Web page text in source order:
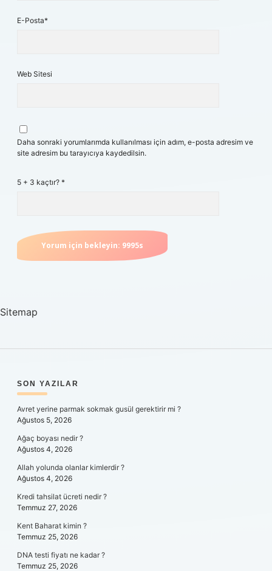
E-Posta*
Web Sitesi
Daha sonraki yorumlarımda kullanılması için adım, e-posta adresim ve
site adresim bu tarayıcıya kaydedilsin.
5 + 3 kaçtır? *
Sitemap
SIDEBAR
SON YAZILAR
Avret yerine parmak sokmak gusül gerektirir mi ?
Ağustos 5, 2026
Ağaç boyası nedir ?
Ağustos 4, 2026
Allah yolunda olanlar kimlerdir ?
Ağustos 4, 2026
Kredi tahsilat ücreti nedir ?
Temmuz 27, 2026
Kent Baharat kimin ?
Temmuz 25, 2026
DNA testi fiyatı ne kadar ?
Temmuz 25, 2026